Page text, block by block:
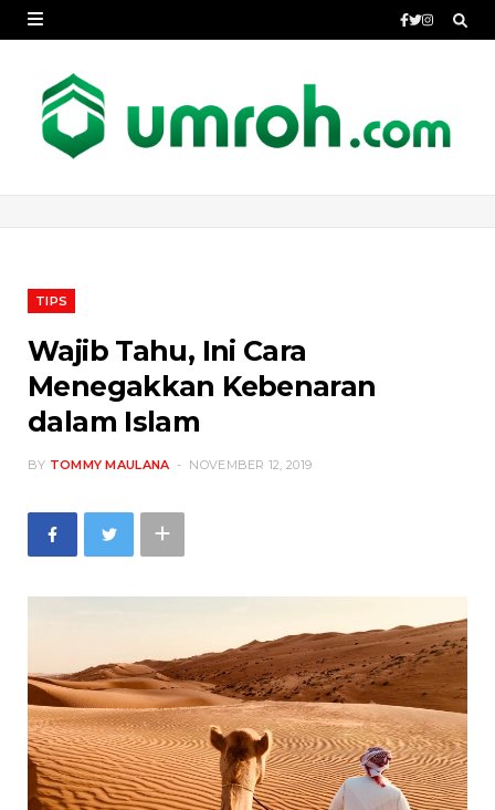
TIPS
Wajib Tahu, Ini Cara
Menegakkan Kebenaran
dalam Islam
BY TOMMY MAULANA NOVEMBER 12, 2019